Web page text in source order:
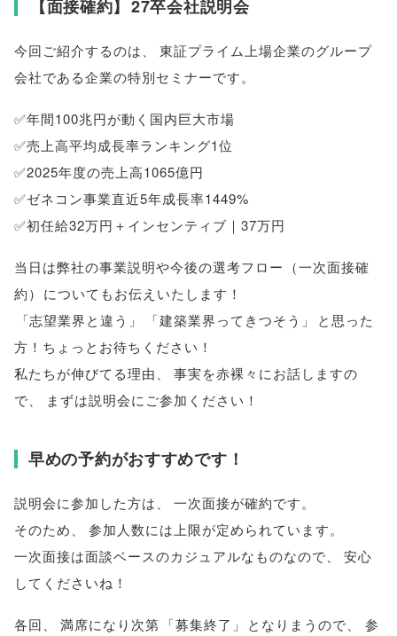
【面接確約】 27卒会社説明会
今回ご紹介するのは、
東証プライム上場企業のグループ
会社である企業の特別セミナーです。
✅年間100兆円が動く国内巨大市場
✅売上高平均成長率ランキング1位
✅2025年度の売上高1065億円
✅ゼネコン事業直近5年成長率1449%
✅初任給32万円＋インセンティブ｜37万円
当日は弊社の事業説明や今後の選考フロー （一次面接確
約） についてもお伝えいたします！
「志望業界と違う 」 「建築業界ってきつそう 」
と思った
方！ちょっとお待ちください！
私たちが伸びてる理由、
事実を赤裸々にお話しますの
で、 まずは説明会にご参加ください！
早めの予約がおすすめです！
説明会に参加した方は 一次面接が確約です。
そのため
参加人数には上限が定められています。
一次面接は面談ベースのカジュアルなものなので
安心
してくださいね！
各回 満席になり次第 「募集終了 」 となりまうので 参